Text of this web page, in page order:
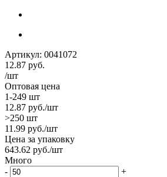
Артикул: 0041072
12.87 руб.
/шт
Оптовая цена
1-249 шт
12.87 руб./шт
>250 шт
11.99 руб./шт
Цена за упаковку
643.62 руб./шт
Много
-
+